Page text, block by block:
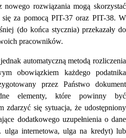
nowego rozwiązania mogą skorzystać
się za pomocą PIT-37 oraz PIT-38. W
(do końca stycznia) przekazały do
pracowników.
automatyczną metodą rozliczenia
obowiązkiem każdego podatnika
przez Państwo dokument
elementy, które powinny być
zdarzyć się sytuacja, że udostępniony
dodatkowego uzupełnienia o dane
internetowa, ulga na kredyt) lub